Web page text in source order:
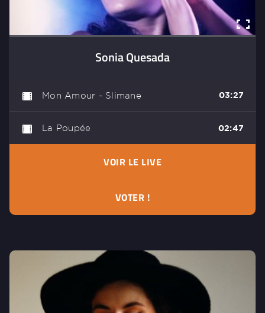
Sonia Quesada
Mon Amour - Slimane 03:27
La Poupée 02:47
VOIR LE LIVE
VOTER !